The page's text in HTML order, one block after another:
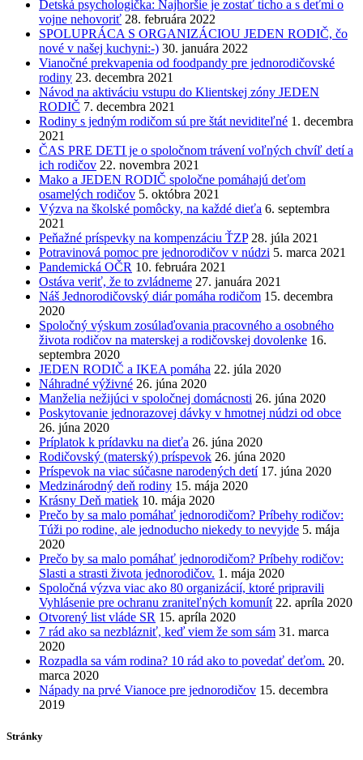
Detská psychologička: Najhoršie je zostať ticho a s deťmi o
vojne nehovoriť 28. februára 2022
SPOLUPRÁCA S ORGANIZÁCIOU JEDEN RODIČ, čo
nové v našej kuchyni:-) 30. januára 2022
Vianočné prekvapenia od foodpandy pre jednorodičovské
rodiny 23. decembra 2021
Návod na aktiváciu vstupu do Klientskej zóny JEDEN
RODIČ 7. decembra 2021
Rodiny s jedným rodičom sú pre štát neviditeľné 1. decembra
2021
ČAS PRE DETI je o spoločnom trávení voľných chvíľ detí a
ich rodičov 22. novembra 2021
Mako a JEDEN RODIČ spoločne pomáhajú deťom
osamelých rodičov 5. októbra 2021
Výzva na školské pomôcky, na každé dieťa 6. septembra
2021
Peňažné príspevky na kompenzáciu ŤZP 28. júla 2021
Potravinová pomoc pre jednorodičov v núdzi 5. marca 2021
Pandemická OČR 10. februára 2021
Ostáva veriť, že to zvládneme 27. januára 2021
Náš Jednorodičovský diár pomáha rodičom 15. decembra
2020
Spoločný výskum zosúlaďovania pracovného a osobného
života rodičov na materskej a rodičovskej dovolenke 16.
septembra 2020
JEDEN RODIČ a IKEA pomáha 22. júla 2020
Náhradné výživné 26. júna 2020
Manželia nežijúci v spoločnej domácnosti 26. júna 2020
Poskytovanie jednorazovej dávky v hmotnej núdzi od obce
26. júna 2020
Príplatok k prídavku na dieťa 26. júna 2020
Rodičovský (materský) príspevok 26. júna 2020
Príspevok na viac súčasne narodených detí 17. júna 2020
Medzinárodný deň rodiny 15. mája 2020
Krásny Deň matiek 10. mája 2020
Prečo by sa malo pomáhať jednorodičom? Príbehy rodičov:
Túži po rodine, ale jednoducho niekedy to nevyjde 5. mája
2020
Prečo by sa malo pomáhať jednorodičom? Príbehy rodičov:
Slasti a strasti života jednorodičov. 1. mája 2020
Spoločná výzva viac ako 80 organizácií, ktoré pripravili
Vyhlásenie pre ochranu zraniteľných komunít 22. apríla 2020
Otvorený list vláde SR 15. apríla 2020
7 rád ako sa nezblázniť, keď viem že som sám 31. marca
2020
Rozpadla sa vám rodina? 10 rád ako to povedať deťom. 20.
marca 2020
Nápady na prvé Vianoce pre jednorodičov 15. decembra
2019
Stránky